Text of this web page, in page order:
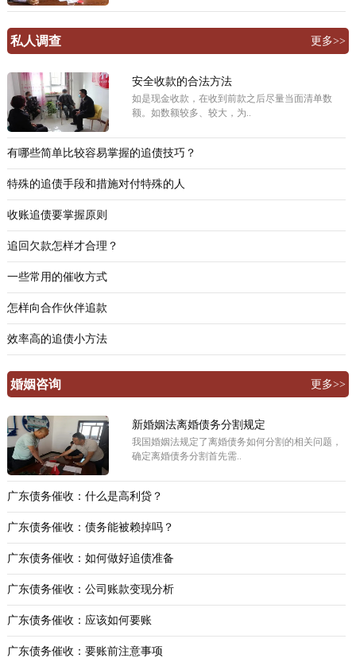
私人调查 更多>>
安全收款的合法方法
如是现金收款，在收到前款之后尽量当面清单数
额。如数额较多、较大，为..
有哪些简单比较容易掌握的追债技巧？
特殊的追债手段和措施对付特殊的人
收账追债要掌握原则
追回欠款怎样才合理？
一些常用的催收方式
怎样向合作伙伴追款
效率高的追债小方法
婚姻咨询 更多>>
新婚姻法离婚债务分割规定
我国婚姻法规定了离婚债务如何分割的相关问题，
确定离婚债务分割首先需..
广东债务催收：什么是高利贷？
广东债务催收：债务能被赖掉吗？
广东债务催收：如何做好追债准备
广东债务催收：公司账款变现分析
广东债务催收：应该如何要账
广东债务催收：要账前注意事项